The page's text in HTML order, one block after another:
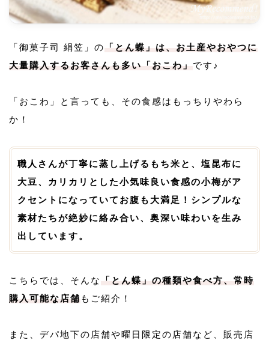
「御菓子司 絹笠」の
「とん蝶」は、お土産やおやつに
大量購入するお客さんも多い「おこわ」 です♪
「おこわ」と言っても、その食感はもっちりやわら
か！
職人さんが丁寧に蒸し上げるもち米と、塩昆布に
大豆、カリカリとした小気味良い食感の小梅がア
クセントになっていてお腹も大満足！シンプルな
素材たちが絶妙に絡み合い、奥深い味わいを生み
出しています。
こちらでは、そんな
「とん蝶」の種類や食べ方、常時
購入可能な店舗 もご紹介！
また、デパ地下の店舗や曜日限定の店舗など、販売店